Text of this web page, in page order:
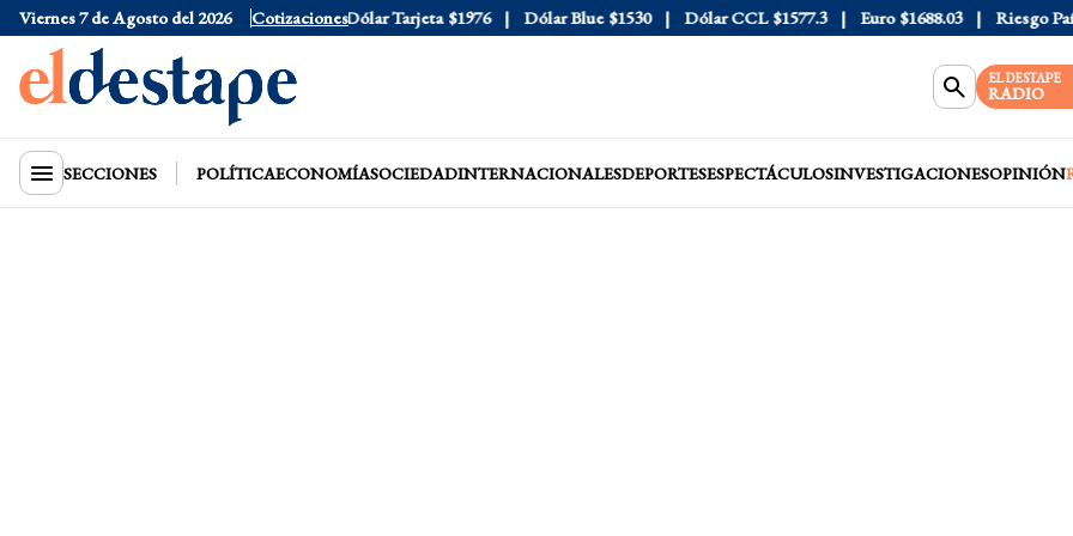
Viernes 7 de Agosto del 2026 Cotizaciones
Dólar Oficial $1520 Dólar Tarjeta $1976 Dólar Blue $1530 Dólar CCL $1577.3 Euro $1688.03 Riesgo País
EL DESTAPE
RADIO
SECCIONES POLÍTICAECONOMÍASOCIEDADINTERNACIONALESDEPORTESESPECTÁCULOSINVESTIGACIONESOPINIÓN